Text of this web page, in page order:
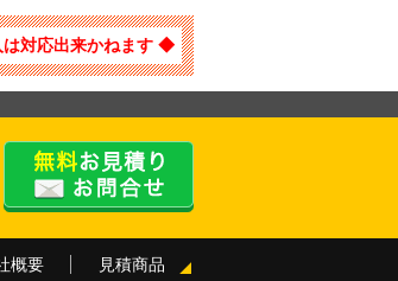
対応出来かねます ◆
概要 見積商品